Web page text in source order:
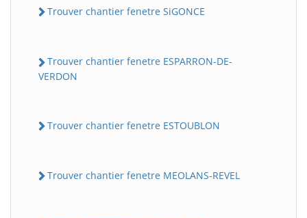
Trouver chantier fenetre SiGONCE
Trouver chantier fenetre ESPARRON-DE-
VERDON
Trouver chantier fenetre ESTOUBLON
Trouver chantier fenetre MEOLANS-REVEL